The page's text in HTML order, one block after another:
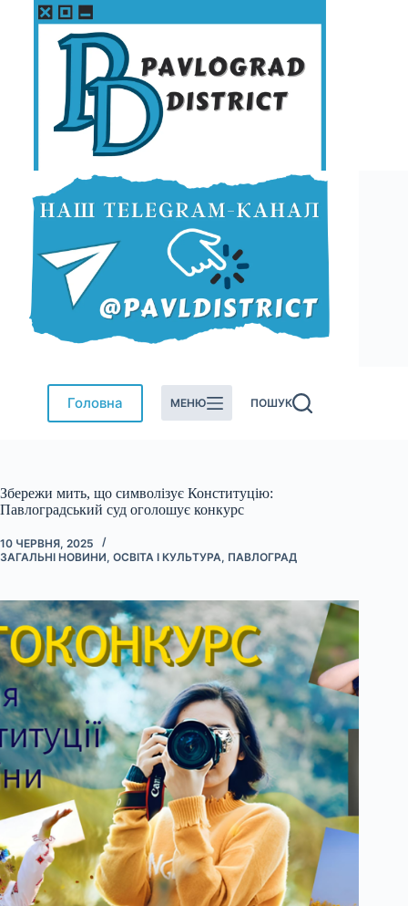
Перейти
Головна МЕНЮ ПОШУК
Збережи мить, що символізує Конституцію:
Павлоградський суд оголошує конкурс
10 ЧЕРВНЯ, 2025
ЗАГАЛЬНІ НОВИНИ, ОСВІТА І КУЛЬТУРА, ПАВЛОГРАД